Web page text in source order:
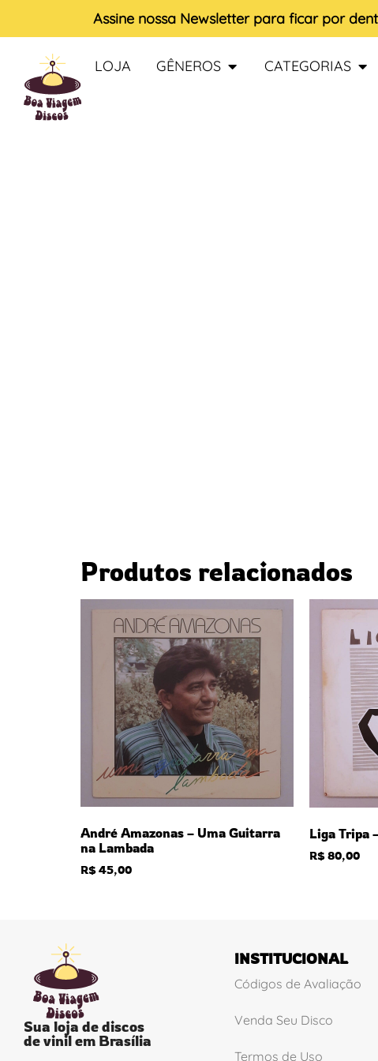
Assine nossa Newsletter para ficar por
LOJA GÊNEROS CATEGORIAS
Produtos relacionados
André Amazonas – Uma Guitarra
na Lambada
R$45,00
Liga Tripa
R$80,00
Sua loja de discos
de vinil em Brasília
INSTITUCIONAL
Códigos de Avaliação
Venda Seu Disco
Termos de Uso